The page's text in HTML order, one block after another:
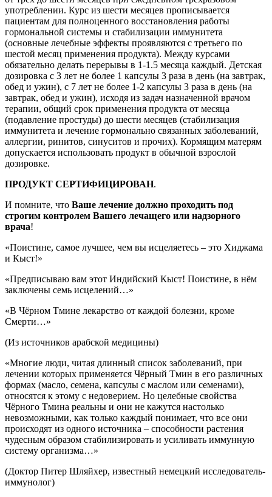
употреблении. Курс из шести месяцев прописывается
пациентам для полноценного восстановления работы
гормональной системы и стабилизации иммунитета
(основные лечебные эффекты проявляются с третьего по
шестой месяц применения продукта). Между курсами
обязательно делать перерывы в 1-1.5 месяца каждый. Детская
дозировка с 3 лет не более 1 капсулы 3 раза в день (на завтрак,
обед и ужин), с 7 лет не более 1-2 капсулы 3 раза в день (на
завтрак, обед и ужин), исходя из задач назначенной врачом
терапии, общий срок применения продукта от месяца
(подавление простуды) до шести месяцев (стабилизация
иммунитета и лечение гормонально связанных заболеваний,
аллергии, ринитов, синуситов и прочих). Кормящим матерям
допускается использовать продукт в обычной взрослой
дозировке.
ПРОДУКТ СЕРТИФИЦИРОВАН.
И помните, что Ваше лечение должно проходить под
строгим контролем Вашего лечащего или надзорного
врача!
«Поистине, самое лучшее, чем вы исцеляетесь – это Хиджама
и Кыст!»
«Предписываю вам этот Индийский Кыст! Поистине, в нём
заключены семь исцелений…»
«В Чёрном Тмине лекарство от каждой болезни, кроме
Смерти…»
(Из источников арабской медицины)
«Многие люди, читая длинный список заболеваний, при
лечении которых применяется Чёрный Тмин в его различных
формах (масло, семена, капсулы с маслом или семенами),
относятся к этому с недоверием. Но целебные свойства
Чёрного Тмина реальны и они не кажутся настолько
невозможными, как только каждый понимает, что все они
происходят из одного источника – способности растения
чудесным образом стабилизировать и усиливать иммунную
систему организма…»
(Доктор Питер Шляйхер, известный немецкий исследователь-
иммунолог)